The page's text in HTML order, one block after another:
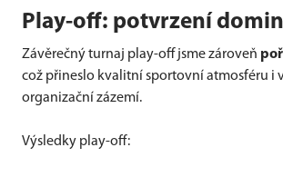
Play-off: potvrzení
Závěrečný turnaj play-off jsme zároveň
což přineslo kvalitní sportovní atmosféru i
organizační zázemí.
Výsledky play-off: